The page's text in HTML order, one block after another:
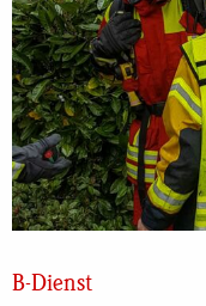
B-Dienst